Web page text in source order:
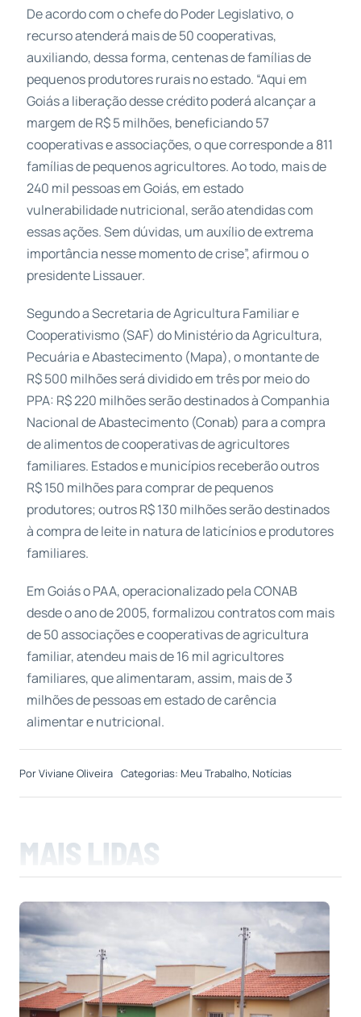
De acordo com o chefe do Poder Legislativo, o
recurso atenderá mais de 50 cooperativas,
auxiliando, dessa forma, centenas de famílias de
pequenos produtores rurais no estado. “Aqui em
Goiás a liberação desse crédito poderá alcançar a
margem de R$ 5 milhões, beneficiando 57
cooperativas e associações, o que corresponde a 811
famílias de pequenos agricultores. Ao todo, mais de
240 mil pessoas em Goiás, em estado
vulnerabilidade nutricional, serão atendidas com
essas ações. Sem dúvidas, um auxílio de extrema
importância nesse momento de crise”, afirmou o
presidente Lissauer.
Segundo a Secretaria de Agricultura Familiar e
Cooperativismo (SAF) do Ministério da Agricultura,
Pecuária e Abastecimento (Mapa), o montante de
R$ 500 milhões será dividido em três por meio do
PPA: R$ 220 milhões serão destinados à Companhia
Nacional de Abastecimento (Conab) para a compra
de alimentos de cooperativas de agricultores
familiares. Estados e municípios receberão outros
R$ 150 milhões para comprar de pequenos
produtores; outros R$ 130 milhões serão destinados
à compra de leite in natura de laticínios e produtores
familiares.
Em Goiás o PAA, operacionalizado pela CONAB
desde o ano de 2005, formalizou contratos com mais
de 50 associações e cooperativas de agricultura
familiar, atendeu mais de 16 mil agricultores
familiares, que alimentaram, assim, mais de 3
milhões de pessoas em estado de carência
alimentar e nutricional.
PorViviane Oliveira Categorias: Meu Trabalho, Notícias
MAIS LIDAS